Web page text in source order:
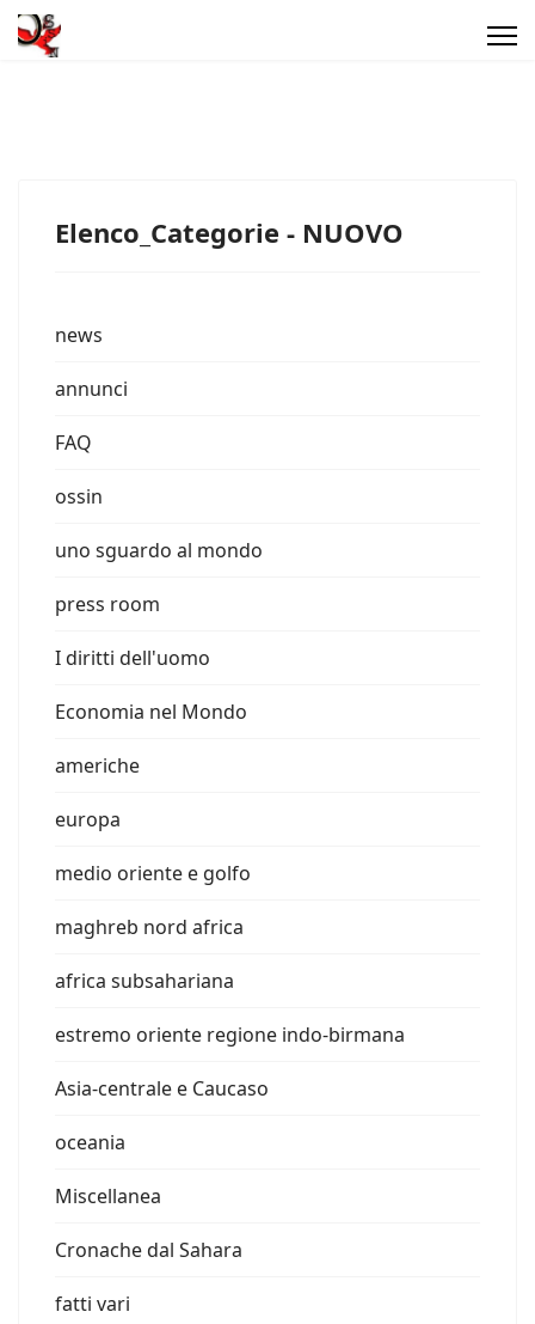
Elenco_Categorie - NUOVO
news
annunci
FAQ
ossin
uno sguardo al mondo
press room
I diritti dell'uomo
Economia nel Mondo
americhe
europa
medio oriente e golfo
maghreb nord africa
africa subsahariana
estremo oriente regione indo-birmana
Asia-centrale e Caucaso
oceania
Miscellanea
Cronache dal Sahara
fatti vari